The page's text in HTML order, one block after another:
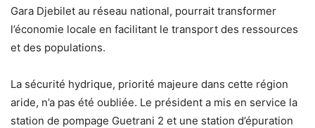
Gara Djebilet au réseau national, pourrait transformer
l’économie locale en facilitant le transport des ressources
et des populations.
La sécurité hydrique, priorité majeure dans cette région
aride, n’a pas été oubliée. Le président a mis en service la
station de pompage Guetrani 2 et une station d’épuration